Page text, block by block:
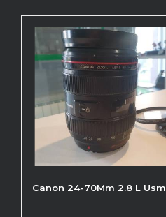
Canon 24-70Mm 2.8 L Usm